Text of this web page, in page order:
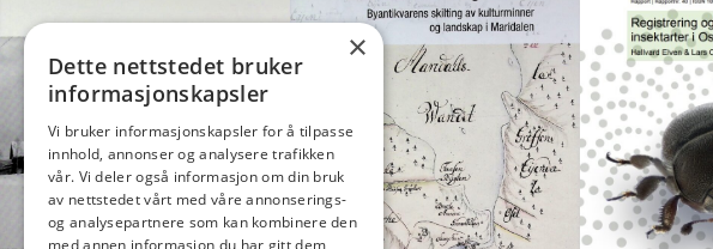
×
Dette nettstedet bruker
informasjonskapsler
Vi bruker informasjonskapsler for å tilpasse
innhold, annonser og analysere trafikken
vår. Vi deler også informasjon om din bruk
av nettstedet vårt med våre annonserings-
og analysepartnere som kan kombinere den
med annen informasjon du har gitt dem